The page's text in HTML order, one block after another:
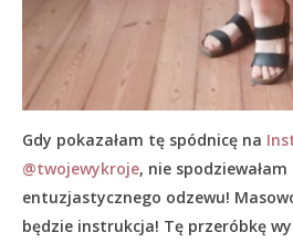
Gdy pokazałam tę spódnicę na
@twojewykroje, nie
entuzjastycznego odzewu!
będzie instrukcja! Tę przeróbkę